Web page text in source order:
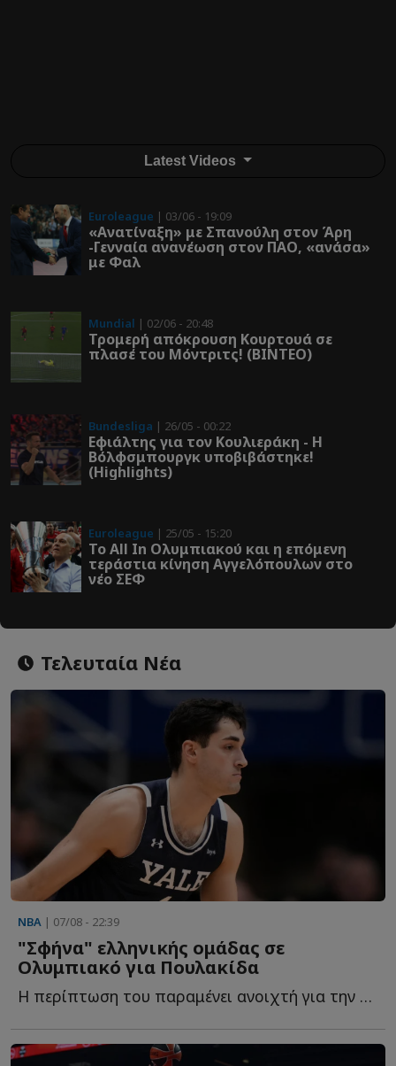
Latest Videos
Euroleague | 03/06 - 19:09
«Ανατίναξη» με Σπανούλη στον Άρη
-Γενναία ανανέωση στον ΠΑΟ, «ανάσα»
με Φαλ
Mundial | 02/06 - 20:48
Τρομερή απόκρουση Κουρτουά σε
πλασέ του Μόντριτς! (ΒΙΝΤΕΟ)
Bundesliga | 26/05 - 00:22
Εφιάλτης για τον Κουλιεράκη - Η
Βόλφσμπουργκ υποβιβάστηκε!
(Highlights)
Euroleague | 25/05 - 15:20
Το All In Ολυμπιακού και η επόμενη
τεράστια κίνηση Αγγελόπουλων στο
νέο ΣΕΦ
Τελευταία Νέα
NBA | 07/08 - 22:39
"Σφήνα" ελληνικής ομάδας σε
Ολυμπιακό για Πουλακίδα
Η περίπτωση του παραμένει ανοιχτή για την ομάδα, που έ...